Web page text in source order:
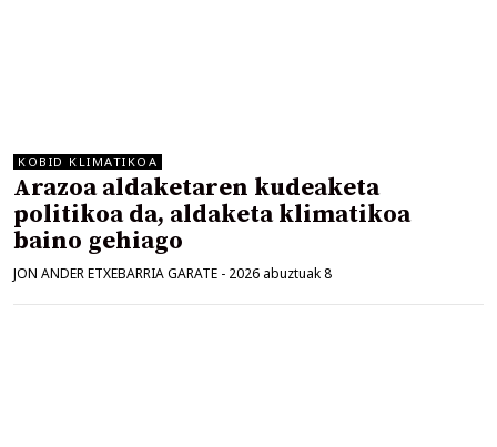
KOBID KLIMATIKOA
Arazoa aldaketaren kudeaketa
politikoa da, aldaketa klimatikoa
baino gehiago
JON ANDER ETXEBARRIA GARATE - 2026 abuztuak 8